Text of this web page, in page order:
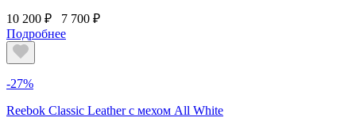
10 200 ₽
7 700 ₽
Подробнее
-27%
Reebok Classic Leather с мехом All White